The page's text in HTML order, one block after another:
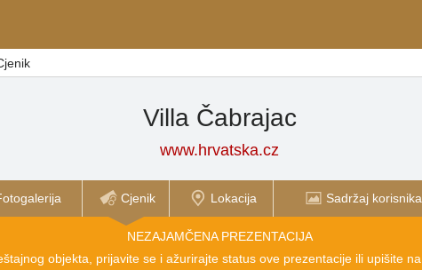
Villa Čabrajac
www.hrvatska.cz
Cjenik Lokacija Sadržaj korisnika
NEZAJAMČENA PREZENTACIJA
objekta, prijavite se i ažurirajte status ove prezentacije ili upišite na